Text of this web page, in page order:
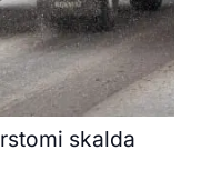
skalda